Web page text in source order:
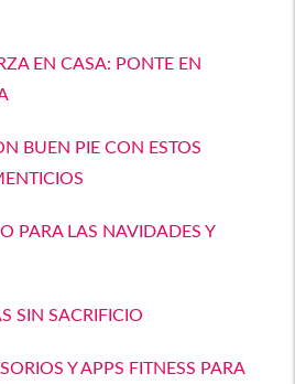
EN CASA: PONTE EN
BUEN PIE CON ESTOS
PARA LAS NAVIDADES Y
SIN SACRIFICIO
Y APPS FITNESS PARA